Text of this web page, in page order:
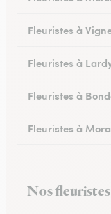
Fleuristes à
Fleuristes à
Fleuristes à
Fleuristes à
Fleuristes à
Nos